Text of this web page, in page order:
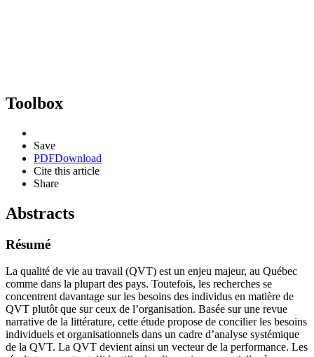
Toolbox
Save
PDFDownload
Cite this article
Share
Abstracts
Résumé
La qualité de vie au travail (QVT) est un enjeu majeur, au Québec
comme dans la plupart des pays. Toutefois, les recherches se
concentrent davantage sur les besoins des individus en matière de
QVT plutôt que sur ceux de l’organisation. Basée sur une revue
narrative de la littérature, cette étude propose de concilier les besoins
individuels et organisationnels dans un cadre d’analyse systémique
de la QVT. La QVT devient ainsi un vecteur de la performance. Les